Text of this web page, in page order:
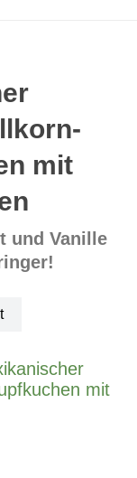
mit
und Vanille